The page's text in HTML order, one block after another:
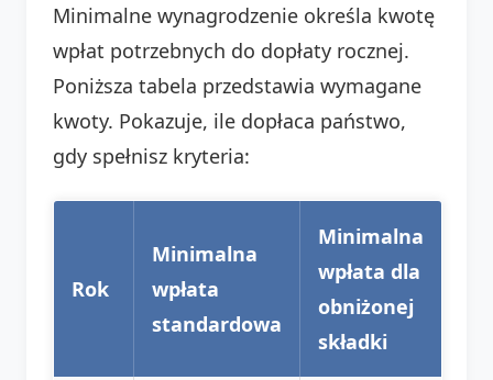
Minimalne wynagrodzenie określa kwotę
wpłat potrzebnych do dopłaty rocznej.
Poniższa tabela przedstawia wymagane
kwoty. Pokazuje, ile dopłaca państwo,
gdy spełnisz kryteria:
Rok
Minimalna
wpłata
standardowa
Minimalna
wpłata dla
obniżonej
składki